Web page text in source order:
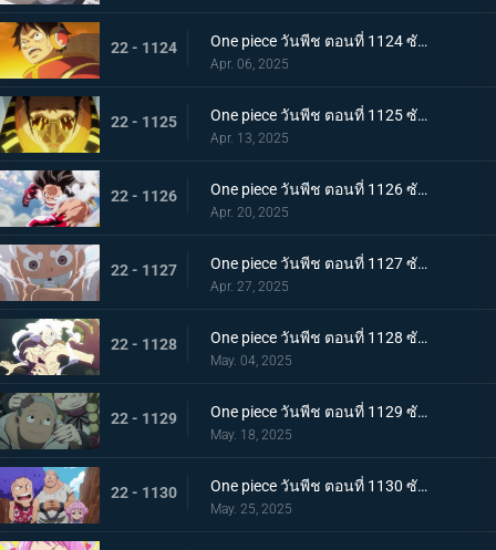
22 - 1124 One piece วันพีช ตอนที่ 1124 ซับไทย ถูกล้อมอย่างสมบูรณ์! ปฏิบัติการหลบหนี Egghead
Apr. 06, 2025
22 - 1125 One piece วันพีช ตอนที่ 1125 ซับไทย การปะทะกันของความมุ่งมั่นของสองบุรุษ! คิซารุและเซ็นโตมารุ
Apr. 13, 2025
22 - 1126 One piece วันพีช ตอนที่ 1126 ซับไทย ความสิ้นหวังที่ใกล้เข้ามา ภารกิจอันน่าหดหู่ของพลเรือเอกคิซารุ
Apr. 20, 2025
22 - 1127 One piece วันพีช ตอนที่ 1127 ซับไทย ลูฟี่ ปะทะ คิซารุ มหาศึกเดือดที่พลิกผันได้ตลอดเวลา
Apr. 27, 2025
22 - 1128 One piece วันพีช ตอนที่ 1128 ซับไทย ฝันร้ายมาเยือน เซนต์แซทเทิร์น เทพนักรบแห่งวิทยาศาสตร์และกลาโหม
May. 04, 2025
22 - 1129 One piece วันพีช ตอนที่ 1129 ซับไทย อดีตของคุมะ โลกที่ตายไปเสียยังดีกว่า
May. 18, 2025
22 - 1130 One piece วันพีช ตอนที่ 1130 ซับไทย ประวัติศาสตร์ที่ถูกลบล้าง ก็อดวัลเลย์แห่งความสิ้นหวัง
May. 25, 2025